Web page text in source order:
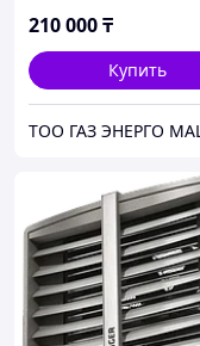
210 000₸
Купить
ТОО ГАЗ ЭНЕРГО